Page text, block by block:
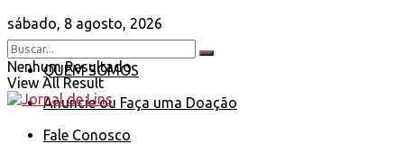
sábado, 8 agosto, 2026
QUEM SOMOS
Anuncie ou Faça uma Doação
Fale Conosco
Nenhum Resultado
View All Result